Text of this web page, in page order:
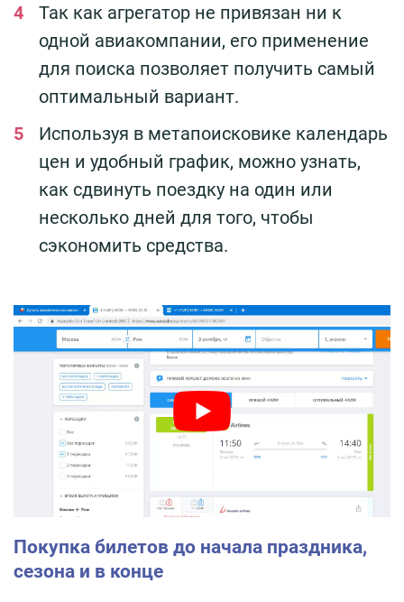
Так как агрегатор не привязан ни к
одной авиакомпании, его применение
для поиска позволяет получить самый
оптимальный вариант.
Используя в метапоисковике календарь
цен и удобный график, можно узнать,
как сдвинуть поездку на один или
несколько дней для того, чтобы
сэкономить средства.
Покупка билетов до начала праздника,
сезона и в конце